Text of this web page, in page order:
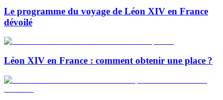
Le programme du voyage de Léon XIV en France
dévoilé
Léon XIV en France : comment obtenir une place ?